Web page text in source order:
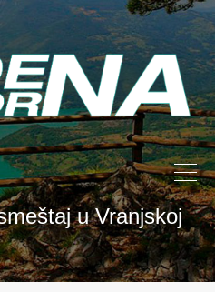
u Vranjskoj